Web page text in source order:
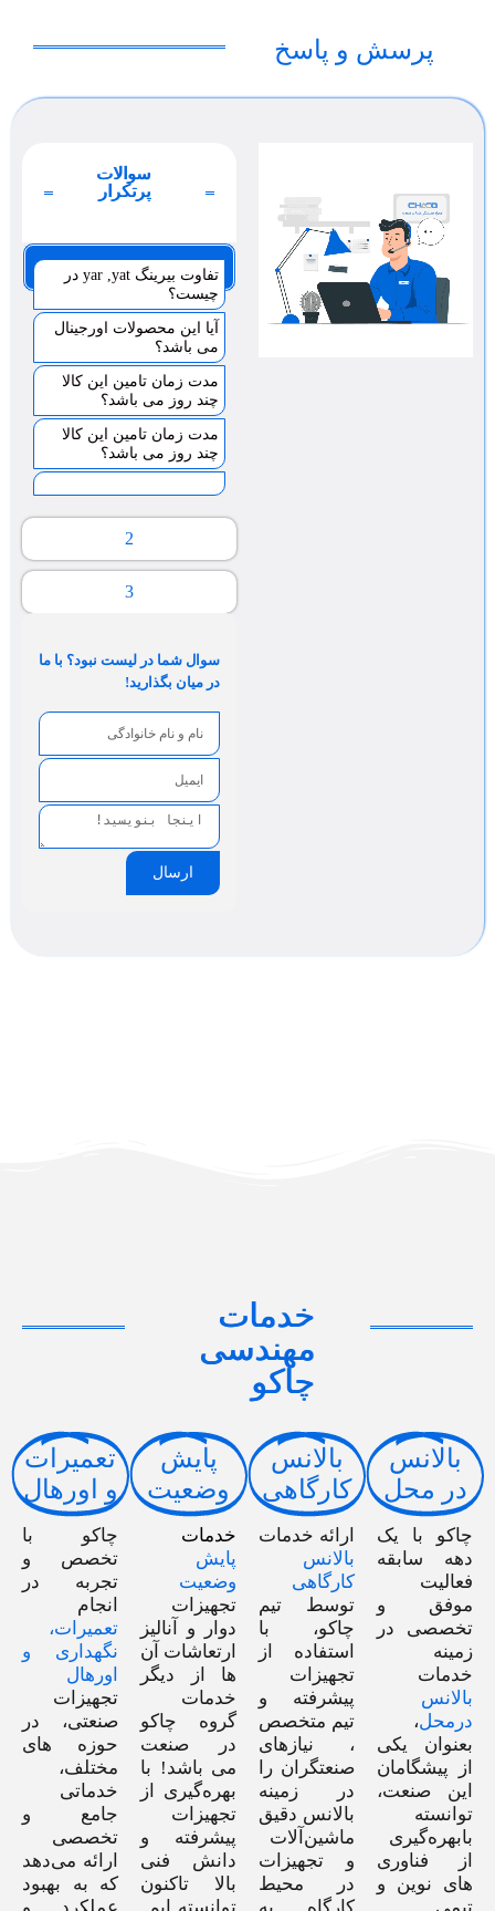
پرسش و پاسخ
سوالات
پرتکرار
صفحه 1
2
3
تفاوت بیرینگ yar ,yat در
چیست؟
آیا این محصولات اورجینال
می باشد؟
مدت زمان تامین این کالا
چند روز می باشد؟
مدت زمان تامین این کالا
چند روز می باشد؟
سوال شما در لیست نبود؟ با ما
در میان بگذارید!
ارسال
خدمات
مهندسی
چاکو
بالانس
در محل
چاکو با یک
دهه سابقه‌
فعالیت
موفق و
تخصصی در
زمینه
خدمات
بالانس
درمحل،
بعنوان یکی
از پیشگامان
این صنعت،
توانسته
بابهره‌گیری
از فناوری
های نوین و
بالانس
کارگاهی
ارائه خدمات
بالانس
کارگاهی
توسط تیم
چاکو، با
استفاده از
تجهیزات
پیشرفته و
تیم متخصص
، نیازهای
صنعتگران را
در زمینه
بالانس دقیق
ماشین‌آلات
و تجهیزات
در محیط
پایش
وضعیت
خدمات
پایش
وضعیت
تجهیزات
دوار و آنالیز
ارتعاشات آن
ها از دیگر
خدمات
گروه چاکو
در صنعت
می باشد! با
بهره‌گیری از
تجهیزات
پیشرفته و
دانش فنی
بالا تاکنون
تعمیرات
و اورهال
چاکو با
تخصص و
تجربه در
انجام
تعمیرات،
نگهداری و
اورهال
تجهیزات
صنعتی، در
حوزه های
مختلف،
خدماتی
جامع و
تخصصی
ارائه می‌دهد
که به بهبود